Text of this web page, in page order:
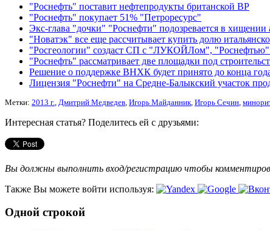
"Роснефть" поставит нефтепродукты британской ВР
"Роснефть" покупает 51% "Петроресурс"
Экс-глава "дочки" "Роснефти" подозревается в хищении
"Новатэк" все еще рассчитывает купить долю
"Росгеологии" создаст СП с "ЛУКОЙЛом",
"Роснефть" рассматривает две площадки под
Решение о поддержке ВНХК будет принято до конца
Лицензия "Роснефти" на Средне-Балыкский участок
Метки: 2013 г. Дмитрий Медведев Игорь Майданник Игорь Сечин
Интересная статья? Поделитесь ей с друзьями:
Вы должны выполнить вход/регистрацию чтобы
Также Вы можете войти используя:
Одной строкой